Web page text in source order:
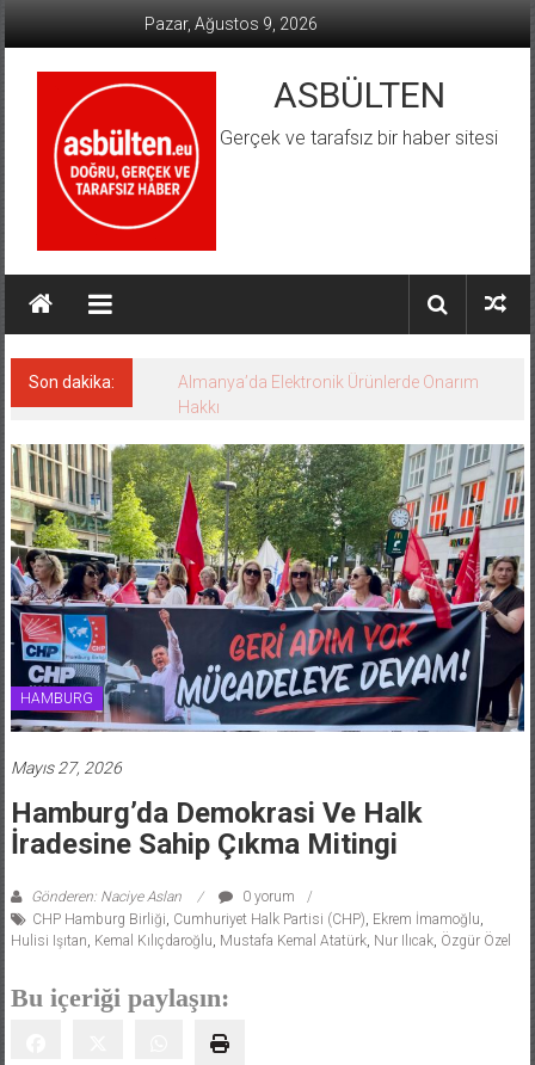
Pazar, Ağustos 9, 2026
ASBÜLTEN
Gerçek ve tarafsız bir haber sitesi
Son dakika: Hamburg’da Aşırı Hava Olayları Tatbikatı
HAMBURG
Hamburg’da Demokrasi Ve Halk
İradesine Sahip Çıkma Mitingi
CHP Hamburg Birliği,Cumhuriyet Halk Partisi (CHP)
Hulisi Işıtan ,Kemal Kılıçdaroğlu,Mustafa Kemal Atatürk, Nur Ilıcak,Özgür Özel
Bu içeriği paylaşın: